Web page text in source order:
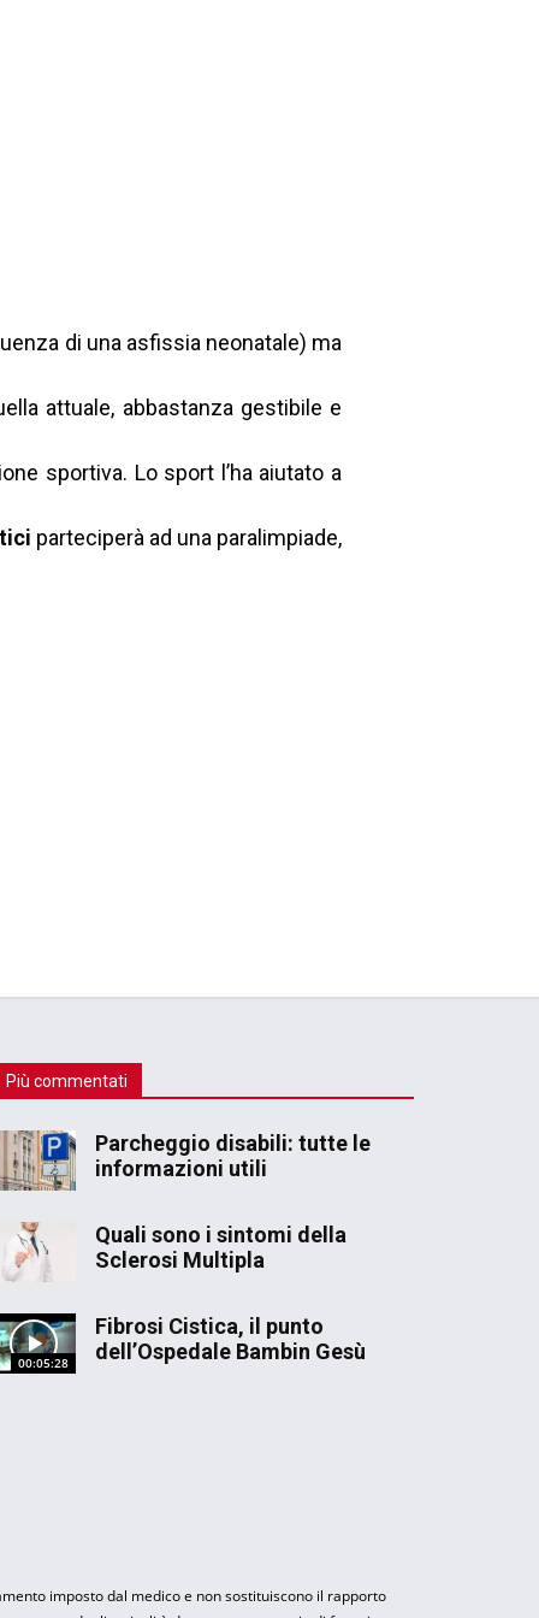
di una asfissia neonatale) ma
attuale, abbastanza gestibile e
sportiva. Lo sport l’ha aiutato a
parteciperà ad una paralimpiade,
Più commentati
Parcheggio disabili: tutte le
informazioni utili
Quali sono i sintomi della
Sclerosi Multipla
00:05:28
Fibrosi Cistica, il punto
dell’Ospedale Bambin Gesù
imposto dal medico e non sostituiscono il rapporto